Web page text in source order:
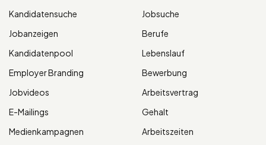
Kandidatensuche
Jobanzeigen
Kandidatenpool
Employer Branding
Jobvideos
E-Mailings
Medienkampagnen
Jobsuche
Berufe
Lebenslauf
Bewerbung
Arbeitsvertrag
Gehalt
Arbeitszeiten